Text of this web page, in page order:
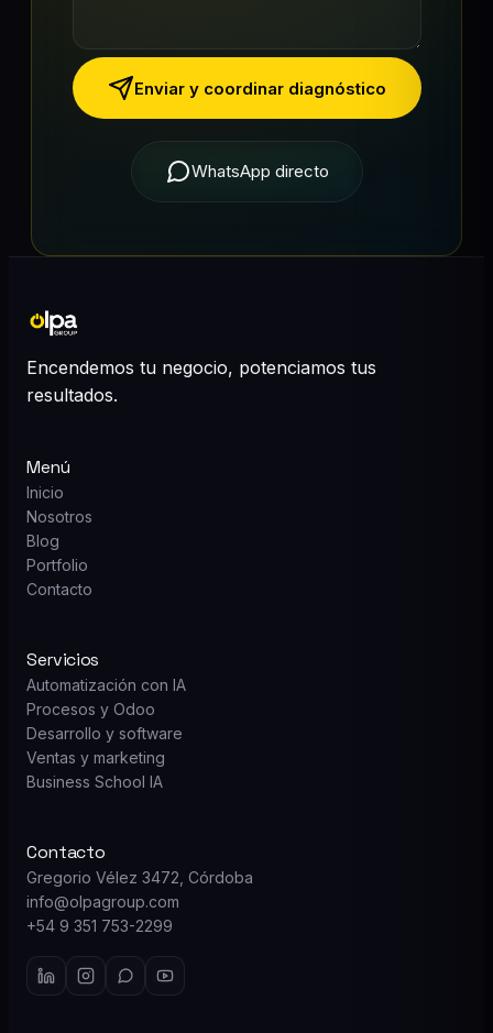
Enviar y coordinar diagnóstico
WhatsApp directo
Encendemos tu negocio, potenciamos tus
resultados.
Menú
Inicio
Nosotros
Blog
Portfolio
Contacto
Servicios
Automatización con IA
Procesos y Odoo
Desarrollo y software
Ventas y marketing
Business School IA
Contacto
Gregorio Vélez 3472, Córdoba
info@olpagroup.com
+54 9 351 753-2299